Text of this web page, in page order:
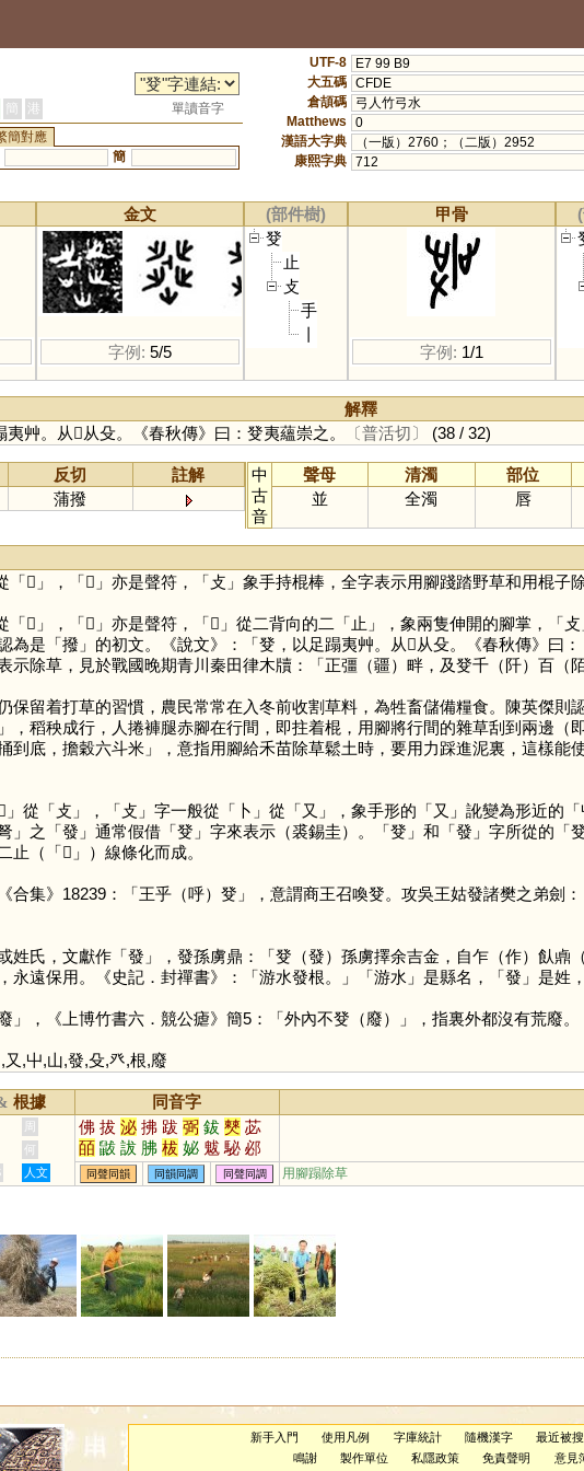
簡 港
單讀音字
簡對應
簡
UTF-8
E7 99 B9
大五碼 CFDE
倉頡碼
弓人竹弓水
Matthews
0
漢語大字典
（一版）2760；（二版）2952
康熙字典 712
金文
字例: 5/5
(部件樹)
癹
止
攴
手
甲骨
字例: 1/1
解釋
夷艸。从𣥠从殳。《春秋傳》曰：癹夷蘊崇之。 〔普活切〕 (38 / 32)
反切
註解
蒲撥
中
古
音
聲母 清濁 部位
並
全濁 唇
「𣥠 」，「𣥠 」亦是聲符，「攴 」象手持棍棒，全字表示用腳踐踏野草和用棍子
「𣥠 」，「𣥠 」亦是聲符，「𣥠 」從二背向的二「止 」，象兩隻伸開的腳掌，「攴
為是「撥 」的初文。《說文》：「癹，以足蹋夷艸。从𣥠从殳。《春秋傳》
示除草，見於戰國晚期青川秦田律木牘：「正彊（疆）畔，及癹千（阡）百（
留着打草的習慣，農民常常在入冬前收割草料，為牲畜儲備糧食。陳英傑則
，稻秧成行，人捲褲腿赤腳在行間，即拄着棍，用腳將行間的雜草刮到兩邊
到底，擔穀六斗米」，意指用腳給禾苗除草鬆土時，要用力踩進泥裏，這樣
」從「攴 」，「攴 」字一般從「 卜 」從「又 」，象手形的「又 」訛變為形近的「
」之「發 」通常假借「癹 」字來表示（裘錫圭）。「癹 」和「發 」字所從的「
止（「𣥠 」）線條化而成。
集》18239：「王乎（呼）癹」，意謂商王召喚癹。攻吳王姑發諸樊之弟劍
氏，文獻作「發 」，發孫虜鼎：「癹（發）孫虜擇余吉金，自乍（作）飤
永遠保用。《史記．封禪書》：「游水發根。」「游水」是縣名，「發 」是姓
」，《上博竹書六．競公瘧》簡5：「外內不癹（廢）」，指裏外都沒有荒廢。
,又,屮,山,發,殳,癶,根,廢
根據 同音字
周 佛 拔 泌 拂 跋 弼 鈸 僰 苾
皕 鼥 詙 胇 柭 妼 魃 駜 邲
茇 軷 菝 胈 犮
何
人文 同聲同韻 同韻同調 同聲同調 用腳蹋除草
新手入門 使用凡例 字庫統計 隨機漢字
最近被
鳴謝
製作單位 私隱政策 免責聲明 意見